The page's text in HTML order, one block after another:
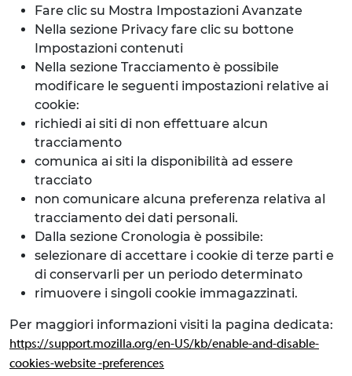
Fare clic su Mostra Impostazioni Avanzate
Nella sezione Privacy fare clic su bottone
Impostazioni contenuti
Nella sezione Tracciamento è possibile
modificare le seguenti impostazioni relative ai
cookie:
richiedi ai siti di non effettuare alcun
tracciamento
comunica ai siti la disponibilità ad essere
tracciato
non comunicare alcuna preferenza relativa al
tracciamento dei dati personali.
Dalla sezione Cronologia è possibile:
selezionare di accettare i cookie di terze parti e
di conservarli per un periodo determinato
rimuovere i singoli cookie immagazzinati.
Per maggiori informazioni visiti la pagina dedicata:
https://support.mozilla.org/en-US/kb/enable-and-disable-
cookies-website -preferences